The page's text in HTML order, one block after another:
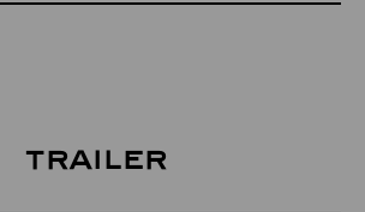
Trailer